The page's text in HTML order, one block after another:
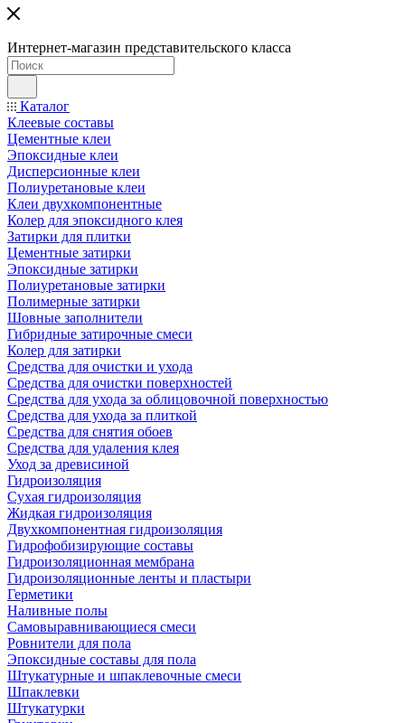
Интернет-магазин представительского класса
Каталог
Клеевые составы
Цементные клеи
Эпоксидные клеи
Дисперсионные клеи
Полиуретановые клеи
Клеи двухкомпонентные
Колер для эпоксидного клея
Затирки для плитки
Цементные затирки
Эпоксидные затирки
Полиуретановые затирки
Полимерные затирки
Шовные заполнители
Гибридные затирочные смеси
Колер для затирки
Средства для очистки и ухода
Средства для очистки поверхностей
Средства для ухода за облицовочной поверхностью
Средства для ухода за плиткой
Средства для снятия обоев
Средства для удаления клея
Уход за древисиной
Гидроизоляция
Сухая гидроизоляция
Жидкая гидроизоляция
Двухкомпонентная гидроизоляция
Гидрофобизирующие составы
Гидроизоляционная мембрана
Гидроизоляционные ленты и пластыри
Герметики
Наливные полы
Самовыравнивающиеся смеси
Ровнители для пола
Эпоксидные составы для пола
Штукатурные и шпаклевочные смеси
Шпаклевки
Штукатурки